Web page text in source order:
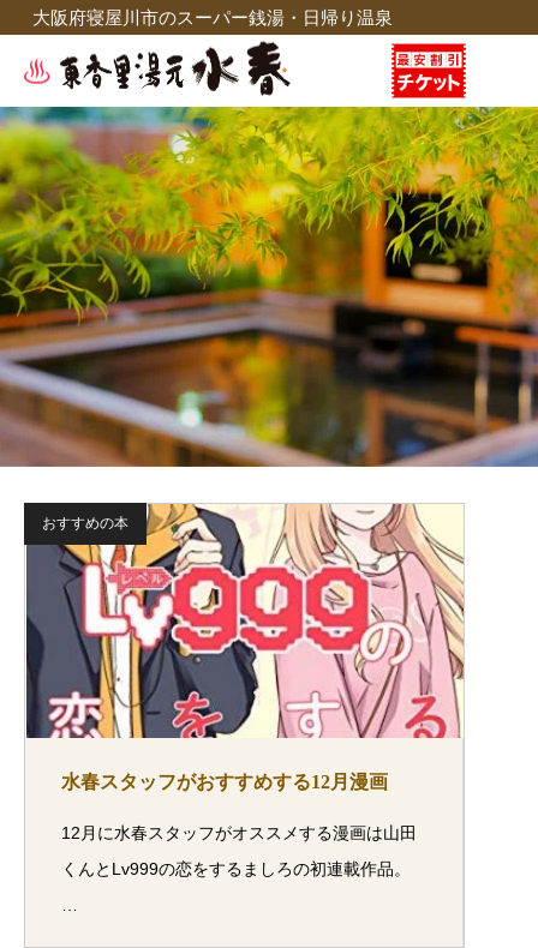
大阪府寝屋川市のスーパー銭湯・日帰り温泉
おすすめの本
水春スタッフがおすすめする12月漫画
12月に水春スタッフがオススメする漫画は山田
くんとLv999の恋をするましろの初連載作品。